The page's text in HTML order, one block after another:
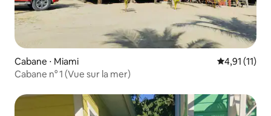
Cabane ⋅ Miami Évaluation
4,91 (11)
Cabane n° 1 (Vue sur la mer)